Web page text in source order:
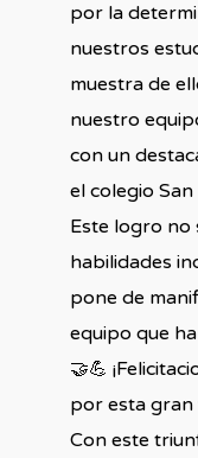
por la
nuestros
muestra de
nuestro
con un
el colegio San
Este logro no
habilidades
pone de
equipo que
🤝💪
por esta gran
Con este